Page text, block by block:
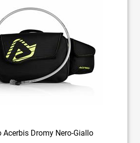
Acerbis Dromy Nero-Giallo